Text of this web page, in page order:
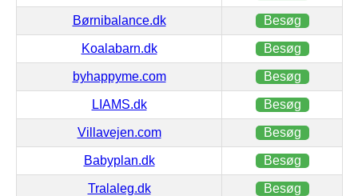
Børnibalance.dk Besøg
Koalabarn.dk Besøg
byhappyme.com Besøg
LIAMS.dk Besøg
Villavejen.com Besøg
Babyplan.dk Besøg
Tralaleg.dk Besøg